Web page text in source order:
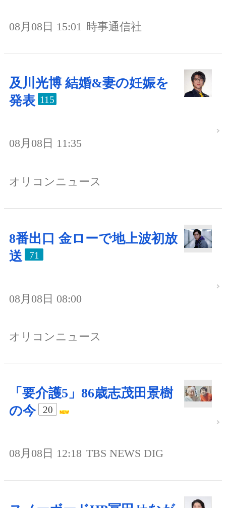
08月08日 15:01 時事通信社
及川光博 結婚&妻の妊娠を
発表 115
08月08日 11:35
オリコンニュース
8番出口 金ローで地上波初放
送
71
08月08日 08:00
オリコンニュース
「要介護5」86歳志茂田景樹
の今
20
08月08日 12:18 TBS NEWS DIG